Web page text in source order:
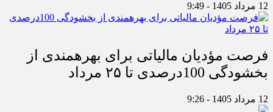
12 مرداد 1405 - 9:49
فرصت مؤدیان مالیاتی برای بهره‎مندی از
بخشودگی 100درصدی تا ۲۵ مرداد
12 مرداد 1405 - 9:26